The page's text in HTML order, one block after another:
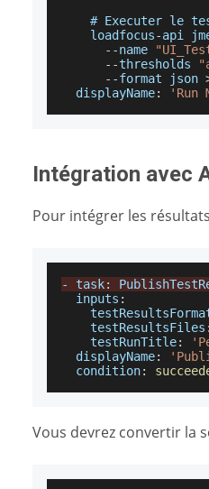
    #
Executer le
    loadfocus
-api
--name
--thresholds
--format json
displayName: 'Run
Intégration avec
Pour intégrer les
- task:
inputs :
testResultsFiles :
testRunTitle:
displayName:
condition:
Vous devrez convertir la